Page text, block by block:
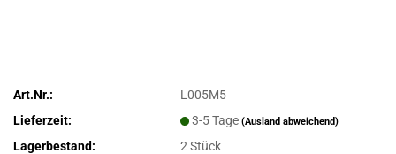
Art.Nr.:
L005M5
Lieferzeit:
3-5 Tage(Ausland abweichend)
Lagerbestand: 2Stück